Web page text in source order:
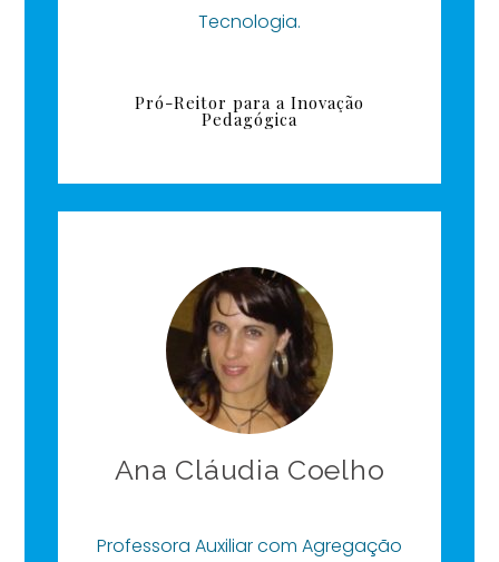
Tecnologia.
Pró-Reitor para a Inovação
Pedagógica
Ana Cláudia Coelho
Professora Auxiliar com Agregação